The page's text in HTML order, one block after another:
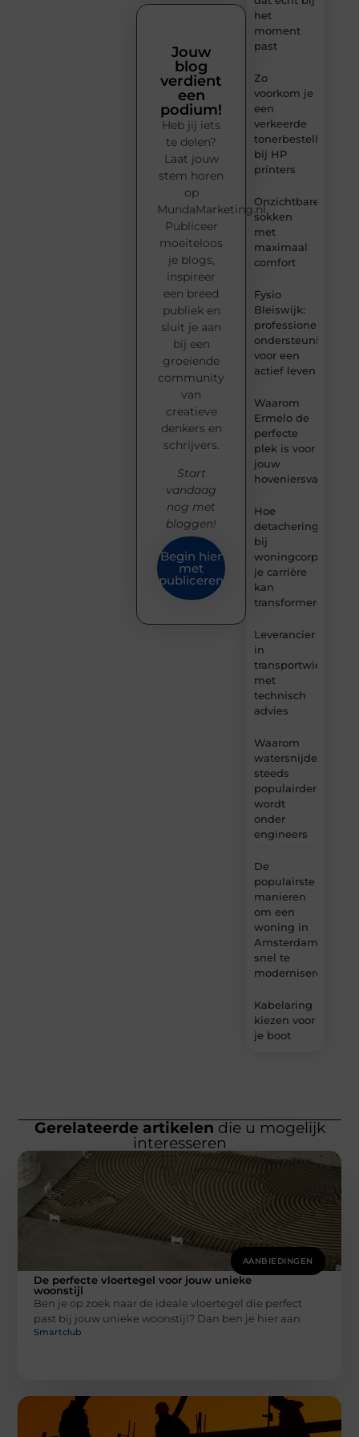
het
moment
past
Zo
voorkom je
een
verkeerde
tonerbestelling
bij HP
printers
Onzichtbare
sokken
met
maximaal
comfort
Fysio
Bleiswijk:
professionele
ondersteuning
voor een
actief leven
Waarom
Ermelo de
perfecte
plek is voor
jouw
Hoe
detachering
bij
woningcorporaties
je carrière
kan
transformeren
Leverancier
in
transportwielen
met
technisch
advies
Waarom
watersnijden
steeds
populairder
wordt
onder
engineers
De
populairste
manieren
om een
woning in
Amsterdam
snel te
moderniseren
Kabelaring
kiezen voor
je boot
Jouw
blog
verdient
een
podium!
Heb jij iets
te delen?
Laat jouw
stem horen
op
MundaMarketing.nl.
Publiceer
moeiteloos
je blogs,
inspireer
een breed
publiek en
sluit je aan
bij een
groeiende
community
van
creatieve
denkers en
schrijvers.
Start
vandaag
nog met
bloggen!
Begin hier
met
publiceren
Gerelateerde artikelen die u mogelijk
interesseren
AANBIEDINGEN
De perfecte vloertegel voor jouw unieke
woonstijl
Ben je op zoek naar de ideale vloertegel die perfect
past bij jouw unieke woonstijl? Dan ben je hier aan
Smartclub